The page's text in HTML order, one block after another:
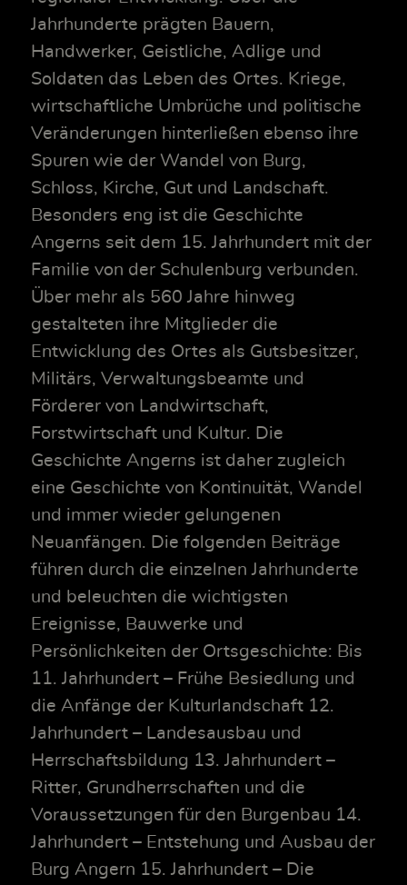
Jahrhunderte prägten Bauern,
Handwerker, Geistliche, Adlige und
Soldaten das Leben des Ortes. Kriege,
wirtschaftliche Umbrüche und politische
Veränderungen hinterließen ebenso ihre
Spuren wie der Wandel von Burg,
Schloss, Kirche, Gut und Landschaft.
Besonders eng ist die Geschichte
Angerns seit dem 15. Jahrhundert mit der
Familie von der Schulenburg verbunden.
Über mehr als 560 Jahre hinweg
gestalteten ihre Mitglieder die
Entwicklung des Ortes als Gutsbesitzer,
Militärs, Verwaltungsbeamte und
Förderer von Landwirtschaft,
Forstwirtschaft und Kultur. Die
Geschichte Angerns ist daher zugleich
eine Geschichte von Kontinuität, Wandel
und immer wieder gelungenen
Neuanfängen. Die folgenden Beiträge
führen durch die einzelnen Jahrhunderte
und beleuchten die wichtigsten
Ereignisse, Bauwerke und
Persönlichkeiten der Ortsgeschichte: Bis
11. Jahrhundert – Frühe Besiedlung und
die Anfänge der Kulturlandschaft 12.
Jahrhundert – Landesausbau und
Herrschaftsbildung 13. Jahrhundert –
Ritter, Grundherrschaften und die
Voraussetzungen für den Burgenbau 14.
Jahrhundert – Entstehung und Ausbau der
Burg Angern 15. Jahrhundert – Die